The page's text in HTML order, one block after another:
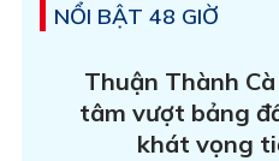
NỔI BẬT 48 GIỜ
Thuận Thành
tâm vượt bảng
khát vọng